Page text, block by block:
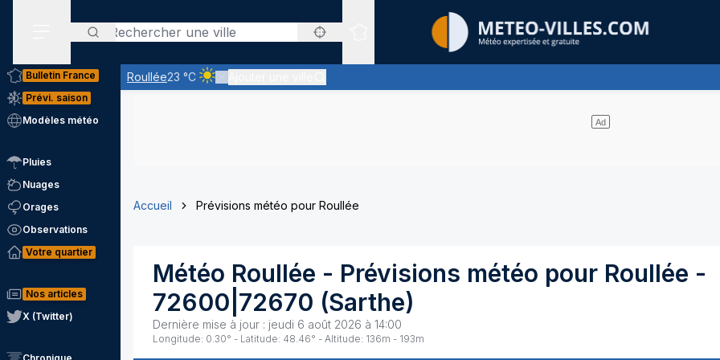
Rechercher
Sites expertis&eacute;s
Roullée23 °C
Ciel clair - quasiment pas de nuages et un soleil omniprésent
Bulletin France
Prévi. saison
Modèles météo
Pluies
Nuages
Orages
Observations
Votre quartier
Nos articles
X (Twitter)
Accueil Prévisions météo pour Roullée
Météo Roullée - Prévisions météo pour Roullée -
72600|72670 (Sarthe)
Dernière mise à jour : jeudi 6 août 2026 à 14:00
Longitude: 0.30° - Latitude: 48.46° - Altitude: 136m - 193m